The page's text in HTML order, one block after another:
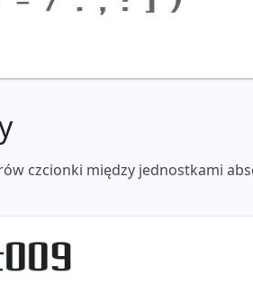
czcionki między jednostkami